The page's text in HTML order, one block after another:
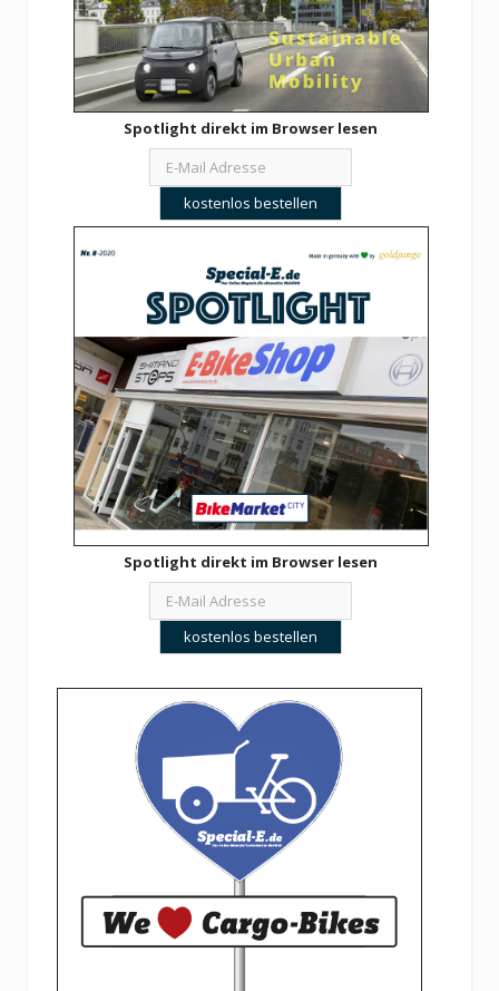
Spotlight direkt im Browser lesen
Spotlight direkt im Browser lesen